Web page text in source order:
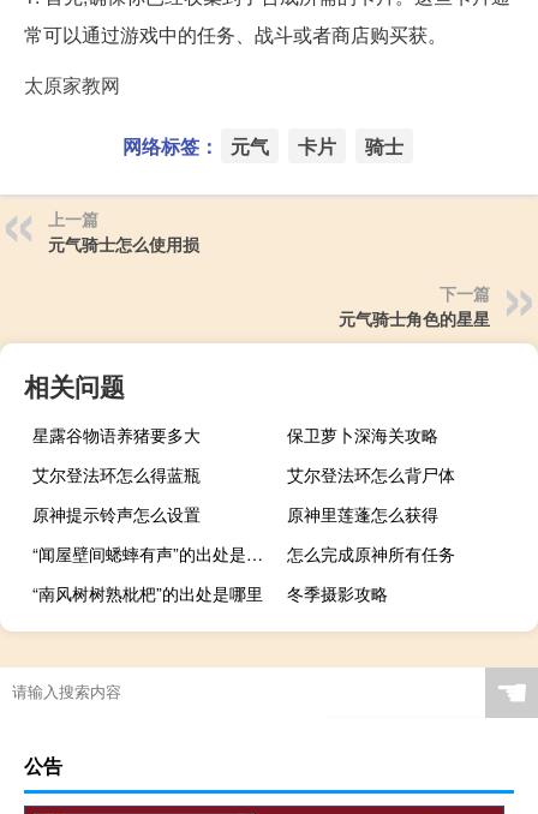
常可以通过游戏中的任务、战斗或者商店购买获。
太原家教网
网络标签： 元气 卡片 骑士
上一篇
元气骑士怎么使用损
下一篇
元气骑士角色的星星
相关问题
星露谷物语养猪要多大
保卫萝卜深海关攻略
艾尔登法环怎么得蓝瓶
艾尔登法环怎么背尸体
原神提示铃声怎么设置
原神里莲蓬怎么获得
“闻屋壁间蟋蟀有声”的出处是哪里
怎么完成原神所有任务
“南风树树熟枇杷”的出处是哪里
冬季摄影攻略
☚
公告